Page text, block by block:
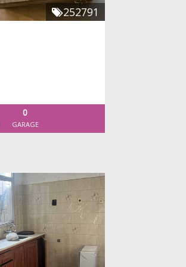
252791
0
GARAGE